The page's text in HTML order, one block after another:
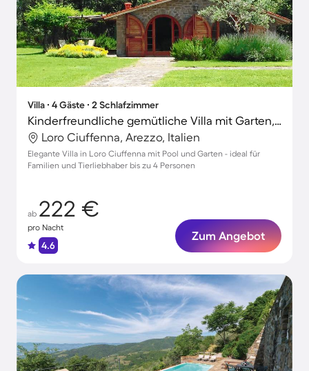
Villa ∙ 4 Gäste ∙ 2 Schlafzimmer
Kinderfreundliche gemütliche Villa mit Garten, Terrasse und Pool | Naturblick | Haustiere erlaubt
Loro Ciuffenna, Arezzo, Italien
Elegante Villa in Loro Ciuffenna mit Pool und Garten - ideal für
Familien und Tierliebhaber bis zu 4 Personen
ab 222 €
pro Nacht
4.6
Zum Angebot